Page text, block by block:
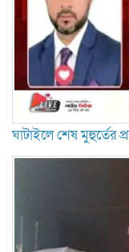
ঘাটাইলে শেষ মুহুর্তের